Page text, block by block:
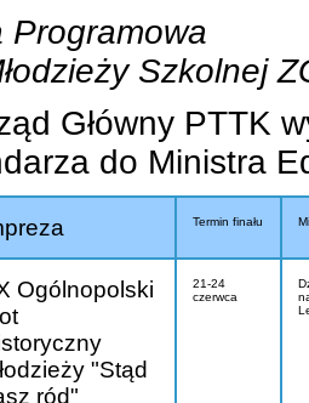
Programowa
Szkolnej
Główny PTTK
do Ministra
Termin finału
Ogólnopolski
"Stąd
ród"
21-24
czerwca